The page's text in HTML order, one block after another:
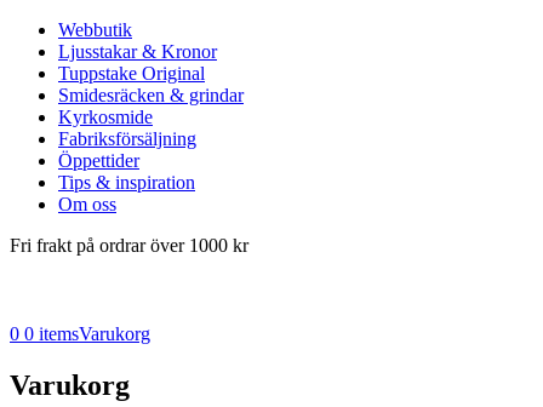
Webbutik
Ljusstakar & Kronor
Tuppstake Original
Smidesräcken & grindar
Kyrkosmide
Fabriksförsäljning
Öppettider
Tips & inspiration
Om oss
Fri frakt på ordrar över 1000 kr
0 0 itemsVarukorg
Varukorg